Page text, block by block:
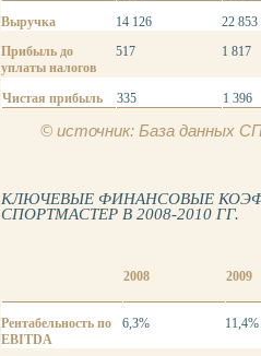
Выручка
14 126
22 853
Прибыль до
уплаты налогов
517 1 817
Чистая прибыль 335 1 396
© источник: База данных
КЛЮЧЕВЫЕ ФИНАНСОВЫЕ
СПОРТМАСТЕР В 2008-2010 ГГ.
2008 2009
Рентабельность по
EBITDA
6,3% 11,4%